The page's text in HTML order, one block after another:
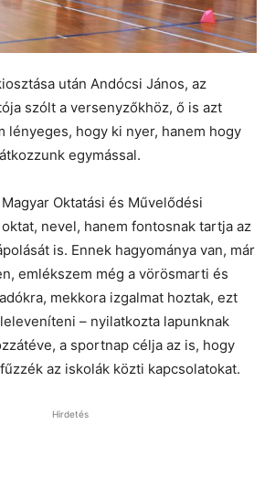
után Andócsi János, az
szólt a versenyzőkhöz, ő is azt
lényeges, hogy ki nyer, hanem hogy
egymással.
Oktatási és Művelődési
nevel, hanem fontosnak tartja az
is. Ennek hagyománya van, már
emlékszem még a vörösmarti és
mekkora izgalmat hoztak, ezt
– nyilatkozta lapunknak
a sportnap célja az is, hogy
az iskolák közti kapcsolatokat.
Hirdetés